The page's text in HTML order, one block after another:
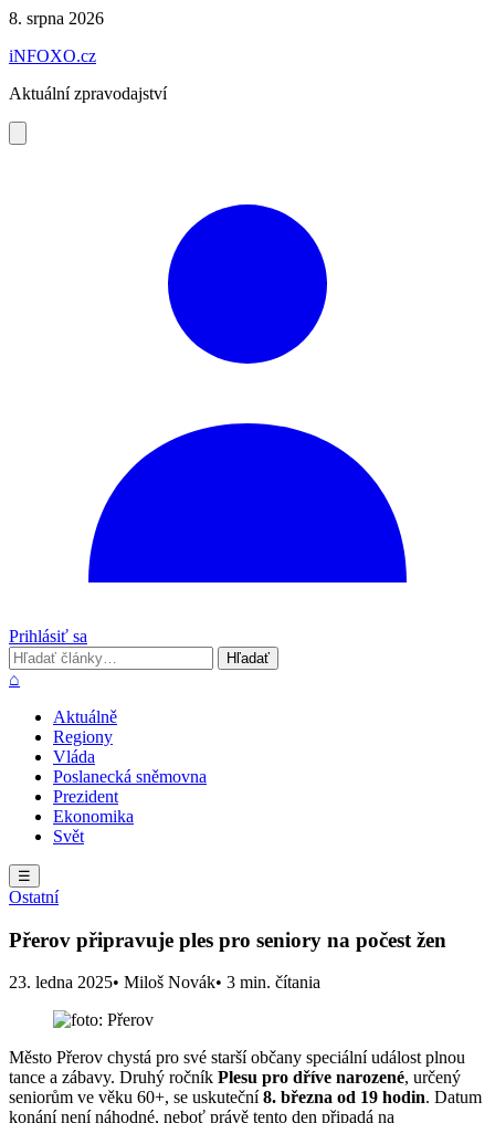
Preskočiť
obsah
8. srpna 2026
iNFOXO.cz
Aktuální zpravodajství
Prihlásiť sa
Hľadať
Hľadať
⌂
Aktuálně
Regiony
Vláda
Poslanecká sněmovna
Prezident
Ekonomika
Svět
☰
Ostatní
Přerov připravuje ples pro seniory na počest žen
23. ledna 2025• Miloš Novák• 3 min. čítania
Město Přerov chystá pro své starší občany speciální událost plnou
tance a zábavy. Druhý ročník Plesu pro dříve narozené, určený
seniorům ve věku 60+, se uskuteční8. března od 19 hodin. Datum
konání není náhodné, neboť právě tento den připadá na